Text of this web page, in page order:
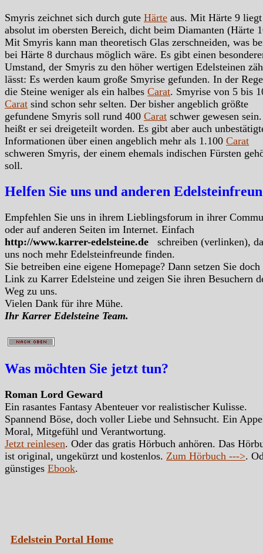
Smyris zeichnet sich durch gute Härte aus. Mit Härte 9
absolut im obersten Bereich, dicht beim Diamanten (Härte
Mit Smyris kann man theoretisch Glas zerschneiden, was
bei Härte 8 durchaus möglich wäre. Es gibt einen
Umstand, der Smyris zu den höher wertigen Edelsteinen
lässt: Es werden kaum große Smyrise gefunden. In der
die Steine weniger als ein halbes Carat. Smyrise von 5 bis
Carat sind schon sehr selten. Der bisher angeblich größte
gefundene Smyris soll rund 400 Carat schwer gewesen
heißt er sei dreigeteilt worden. Es gibt aber auch
Informationen über einen angeblich mehr als 1.100 Carat
schweren Smyris, der einem ehemals indischen Fürsten
soll.
Helfen Sie uns und anderen
Empfehlen Sie uns in ihrem Lieblingsforum in ihrer
oder auf anderen Seiten im Internet. Einfach
http://www.karrer-edelsteine.de
schreiben (verlinken),
uns noch mehr Edelsteinfreunde finden.
Sie betreiben eine eigene Homepage? Dann setzen Sie doch
Link zu Karrer Edelsteine und zeigen Sie ihren Besuchern
Weg zu uns.
Vielen Dank für ihre Mühe.
Ihr Karrer Edelsteine Team.
Was möchten Sie jetzt tun?
Roman Lord Geward
Ein rasantes Fantasy Abenteuer vor realistischer Kulisse.
Spannend Böse, doch voller Liebe und Sehnsucht. Ein
Moral, Mitgefühl und Verantwortung.
Jetzt reinlesen. Oder das gratis Hörbuch anhören. Das
ist original, ungekürzt und kostenlos. Zum Hörbuch --->.
günstiges Ebook.
Edelstein Portal Home